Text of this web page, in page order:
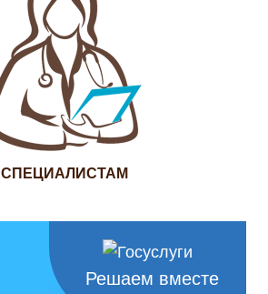
СПЕЦИАЛИСТАМ
Решаем вместе